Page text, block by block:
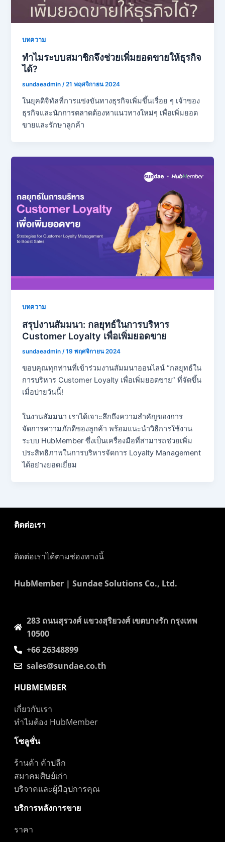
บทความ
ทำไมระบบสมาชิกจึงช่วยเพิ่มยอดขายให้ธุรกิจ
ได้?
sundaeadmin/21 พฤศจิกายน 2024
ในยุคดิจิทัลที่การแข่งขันทางธุรกิจเพิ่มขึ้นเรื่อย ๆ เจ้าของ
ธุรกิจและนักการตลาดต้องหาแนวทางใหม่ๆ เพื่อเพิ่มยอด
ขายและรักษาลูกค้า
บทความ
สรุปงานสัมมนา: กลยุทธ์ในการบริหาร
Customer Loyalty เพื่อเพิ่มยอดขาย
sundaeadmin /19 พฤศจิกายน 2024
ขอบคุณทุกท่านที่เข้าร่วมงานสัมมนาออนไลน์ “กลยุทธ์ใน
การบริหาร Customer Loyalty เพื่อเพิ่มยอดขาย” ที่จัดขึ้น
เมื่อบ่ายวันนี้!
ในงานสัมมนา เราได้เจาะลึกถึงความสำคัญของการ
จัดการความภักดีของลูกค้า พร้อมแนะนำวิธีการใช้งาน
ระบบ HubMember ซึ่งเป็นเครื่องมือที่สามารถช่วยเพิ่ม
ประสิทธิภาพในการบริหารจัดการ Loyalty Management
ได้อย่างยอดเยี่ยม
ติดต่อเรา
ติดต่อเราได้ตามช่องทางนี้
HubMember | Sundae Solutions Co., Ltd.
283 ถนนสุรวงศ์​ แขวงสุริยวงศ์​ เขตบางรัก กรุงเทพ
10500
+66 26348899
sales@sundae.co.th
HUBMEMBER
เกี่ยวกับเรา
ทำไมต้อง HubMember
โซลูชั่น
ร้านค้า ค้าปลีก
สมาคมศิษย์เก่า
บริจาคและผู้มีอุปการคุณ
บริการหลังการขาย
ราคา